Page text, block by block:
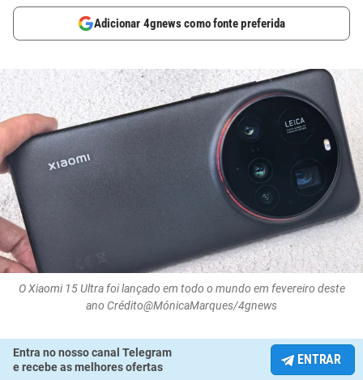
Adicionar 4gnews como fonte preferida
O Xiaomi 15 Ultra foi lançado em todo o mundo em fevereiro deste
ano Crédito@MónicaMarques/4gnews
Entra no nosso canal Telegram
e recebe as melhores ofertas
ENTRAR